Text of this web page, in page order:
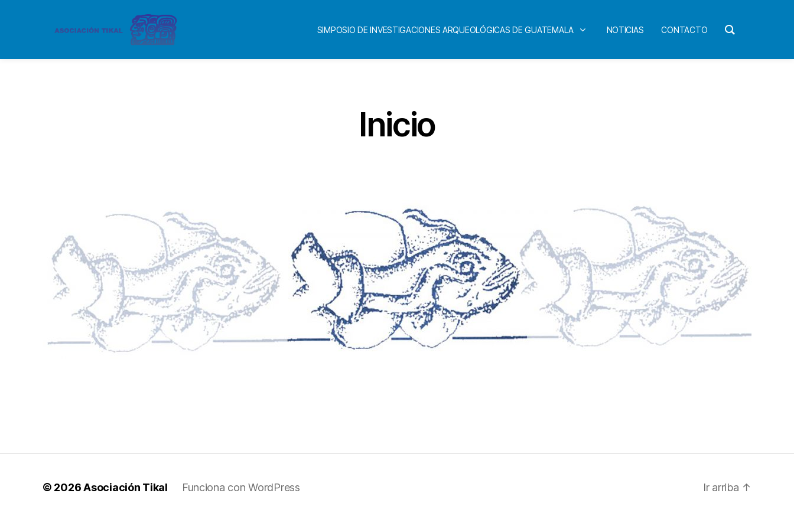
SIMPOSIO DE INVESTIGACIONES ARQUEOLÓGICAS DE GUATEMALA NOTICIAS CONTACTO
Inicio
© 2026Asociación Tikal Funciona con WordPress Ir arriba ↑